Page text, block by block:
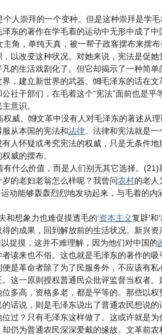
崇拜的一个变种。但是这种崇拜是学
东的著作在学毛着的运动中无形中成了中
角，单纯天真，被一帮子政客摆布来摆
以改变这种状况。对她来说，宪法是促
的生活戏剧化了。但它却揭示了一种简
，建立新世界的武器。⒅毛泽东的话在
社干部们，在毛着这个“宪法”面前也是
意识。
威。⒆文革中没有人对毛泽东的著述从
从本国的宪法和法律。法律和宪法就是
人怀疑或考究宪法的权威，只是无条件
威的摆布。
什么价值，而是人们别无其它选择。
的老妇老翁怎么样呢？我曾问农村的老人
动能够轰轰烈烈地发动起来，与毛着的内
想象力也难促摸透毛的‘资本主义复辟’
的成果，回到解放前的生活状况。新兴
捉摸，这并不难理解，因为他们对中国的
读来也不俗。这也就是毛泽东的著作的
是革命者除了为了民服务外，不应该有
这一原则授权普通民众批评监督当权者
多高，资格多老，都是平等的。那些以
话说，则是毛泽东说出了普通农民想说的
过？只有毛泽东这样做了。这或许就是
仍为普通农民深深爱戴的缘故。文革前